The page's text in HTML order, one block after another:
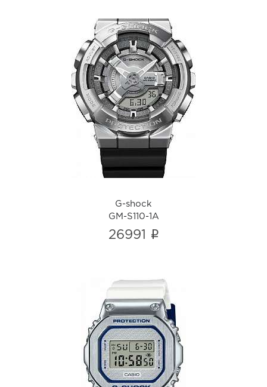
G-shock
GM-S110-1A
i
G-shock
GM-S110-1A
26991 i
G-shock
GM-5600LC-7
i